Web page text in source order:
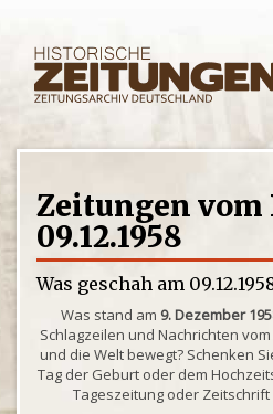
Zeitungen vom
09.12.1958
Was geschah am
Was stand am 9. Dezember
Schlagzeilen und Nachrichten
und die Welt bewegt? Schenken
Tag der Geburt oder dem
Tageszeitung oder Zeitschrift